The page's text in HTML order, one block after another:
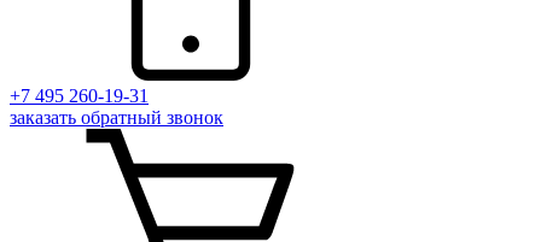
+7 495 260-19-31
заказать обратный звонок